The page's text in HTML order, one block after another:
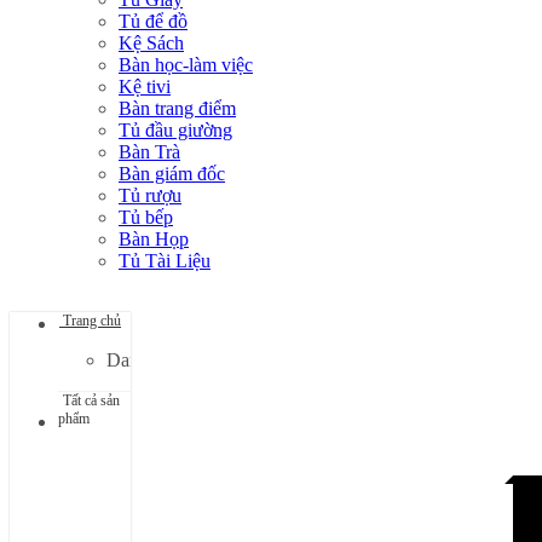
Tủ để đồ
Kệ Sách
Bàn học-làm việc
Kệ tivi
Bàn trang điểm
Tủ đầu giường
Bàn Trà
Bàn giám đốc
Tủ rượu
Tủ bếp
Bàn Họp
Tủ Tài Liệu
Trang chủ
Danh mục đang cập nhật...
Tất cả sản
phẩm